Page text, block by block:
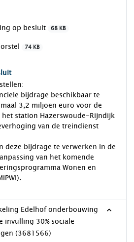
op besluit
68 KB
74 KB
bijdrage beschikbaar te
3,2 miljoen euro voor de
station Hazerswoude-Rijndijk
van de treindienst
deze bijdrage te verwerken in de
van het komende
Wonen en
Edelhof onderbouwing
invulling 30% sociale
(3681566)